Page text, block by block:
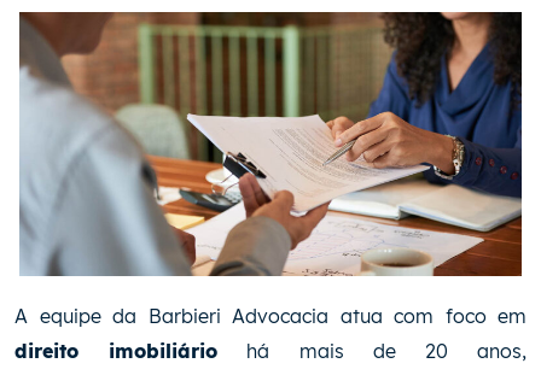
A equipe da Barbieri Advocacia atua com foco em
direito imobiliário há mais de 20 anos,